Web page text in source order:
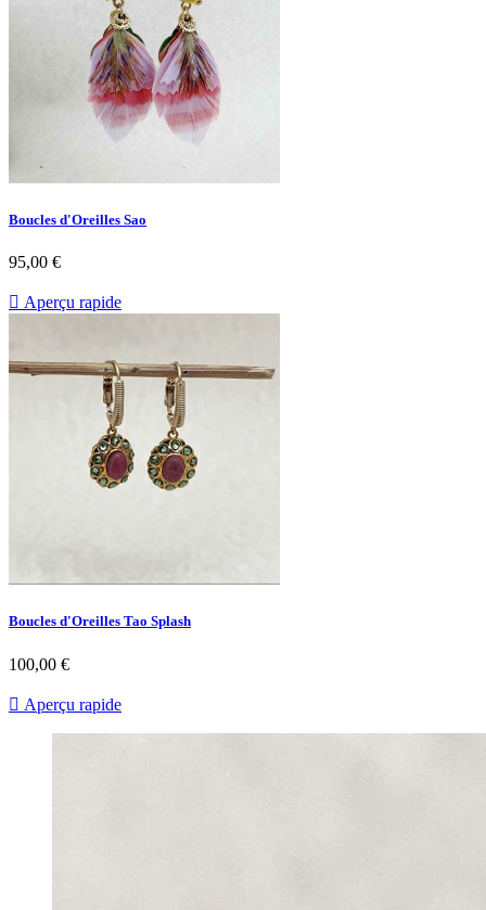
Boucles d'Oreilles Sao
Prix
95,00 €
 Aperçu rapide
Boucles d'Oreilles Tao Splash
Prix
100,00 €
 Aperçu rapide